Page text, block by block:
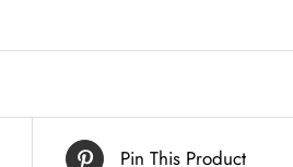
Pin This Product